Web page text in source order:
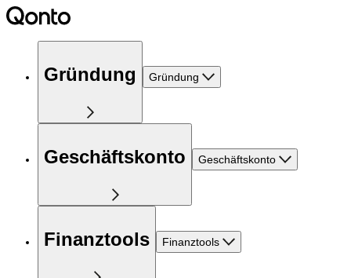
Gründung Gründung
Geschäftskonto Geschäftskonto
Finanztools Finanztools